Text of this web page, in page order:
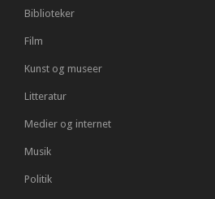
Biblioteker
Film
Kunst og museer
Litteratur
Medier og internet
Musik
Politik